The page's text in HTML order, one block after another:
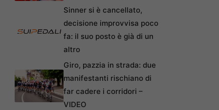
Sinner si è cancellato,
decisione improvvisa poco
fa: il suo posto è già di un
altro
Giro, pazzia in strada: due
manifestanti rischiano di
far cadere i corridori –
VIDEO